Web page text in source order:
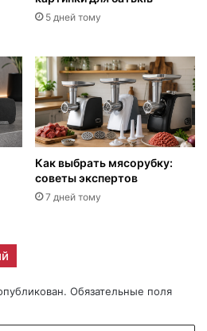
5 дней тому
Как выбрать мясорубку:
советы экспертов
7 дней тому
Обязательные поля